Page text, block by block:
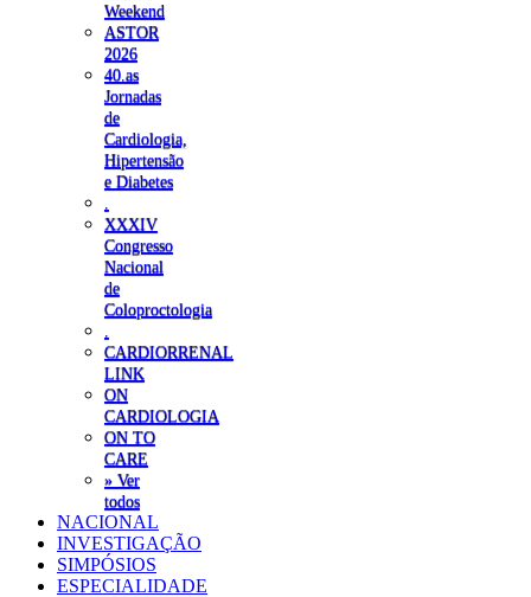
Weekend
ASTOR
2026
40.as
Jornadas
de
Cardiologia,
Hipertensão
e Diabetes
XXXIV
Congresso
Nacional
de
Coloproctologia
CARDIORRENAL
LINK
ON
CARDIOLOGIA
ON TO
CARE
» Ver
todos
NACIONAL
INVESTIGAÇÃO
SIMPÓSIOS
ESPECIALIDADE